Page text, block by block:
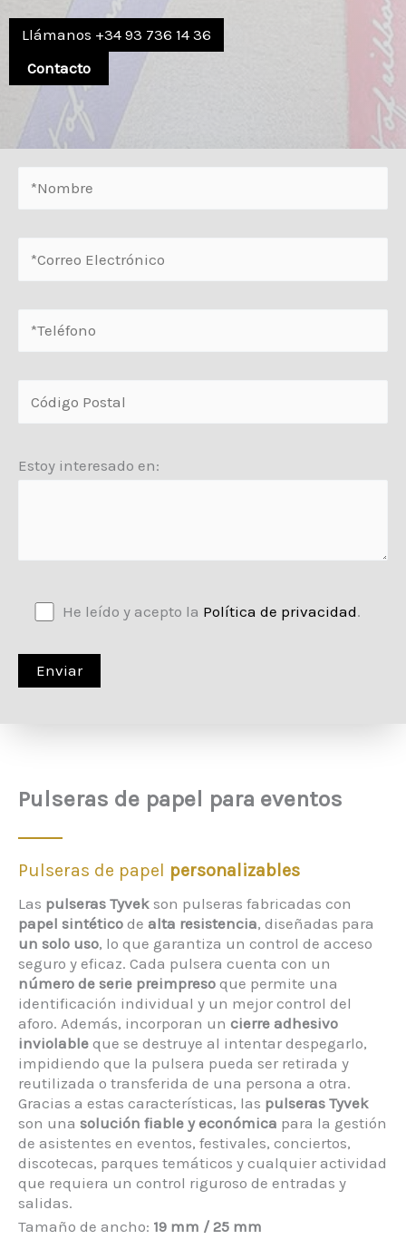
Llámanos +34 93 736 14 36
Contacto
Estoy interesado en:
He leído y acepto la Política de privacidad.
Pulseras de papel para eventos
Pulseras de papel personalizables
Las pulseras Tyvek son pulseras fabricadas con
papel sintético de alta resistencia, diseñadas para
un solo uso, lo que garantiza un control de acceso
seguro y eficaz. Cada pulsera cuenta con un
número de serie preimpreso que permite una
identificación individual y un mejor control del
aforo. Además, incorporan un cierre adhesivo
inviolable que se destruye al intentar despegarlo,
impidiendo que la pulsera pueda ser retirada y
reutilizada o transferida de una persona a otra.
Gracias a estas características, las pulseras Tyvek
son una solución fiable y económica para la gestión
de asistentes en eventos, festivales, conciertos,
discotecas, parques temáticos y cualquier actividad
que requiera un control riguroso de entradas y
salidas.
Tamaño de ancho: 19 mm / 25 mm